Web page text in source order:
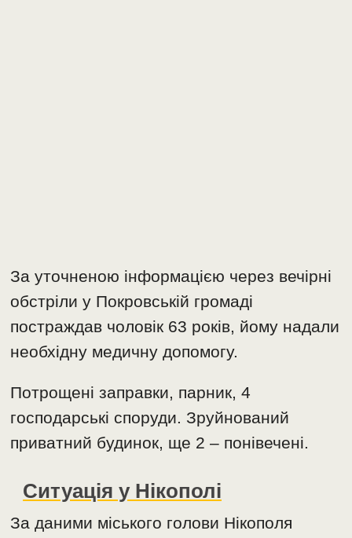
За уточненою інформацією через вечірні
обстріли у Покровській громаді
постраждав чоловік 63 років, йому надали
необхідну медичну допомогу.
Потрощені заправки, парник, 4
господарські споруди. Зруйнований
приватний будинок, ще 2 – понівечені.
Ситуація у Нікополі
За даними міського голови Нікополя